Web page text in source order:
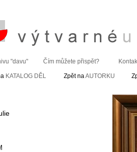
"davu" Čím můžete přispět?
KATALOG DĚL Zpět naAUTORKU